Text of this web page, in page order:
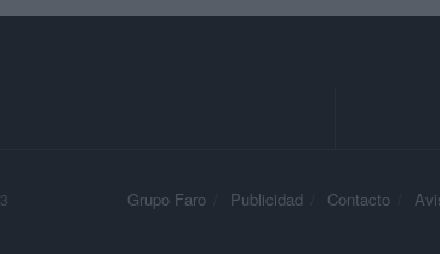
Grupo Faro Publicidad Contacto